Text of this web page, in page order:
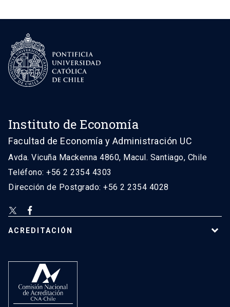
Instituto de Economía
Facultad de Economía y Administración UC
Avda. Vicuña Mackenna 4860, Macul. Santiago, Chile
Teléfono: +56 2 2354 4303
Dirección de Postgrado: +56 2 2354 4028
ACREDITACIÓN